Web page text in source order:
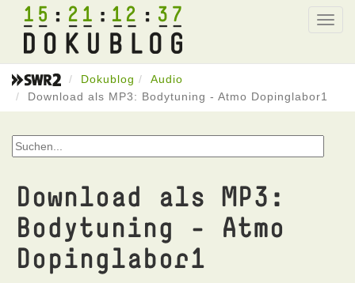
15 21 12 37
Dokublog
Audio
Download als MP3: Bodytuning - Atmo Dopinglabor1
Download als MP3:
Bodytuning - Atmo
Dopinglabor1